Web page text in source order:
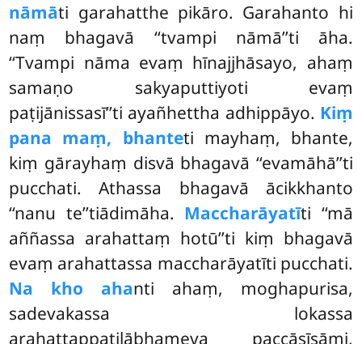
nāmāti garahatthe pikāro. Garahanto hi
naṃ bhagavā ‘‘tvampi nāmā’’ti āha.
‘‘Tvampi nāma evaṃ hīnajjhāsayo, ahaṃ
samaṇo sakyaputtiyoti evaṃ
paṭijānissasī’’ti ayañhettha adhippāyo. Kiṃ
pana maṃ, bhanteti mayhaṃ, bhante,
kiṃ gārayhaṃ disvā bhagavā ‘‘evamāhā’’ti
pucchati. Athassa bhagavā ācikkhanto
‘‘nanu te’’tiādimāha. Maccharāyatīti ‘‘mā
aññassa arahattaṃ hotū’’ti kiṃ bhagavā
evaṃ arahattassa maccharāyatīti pucchati.
Na kho ahanti ahaṃ, moghapurisa,
sadevakassa lokassa
arahattappaṭilābhameva paccāsīsāmi,